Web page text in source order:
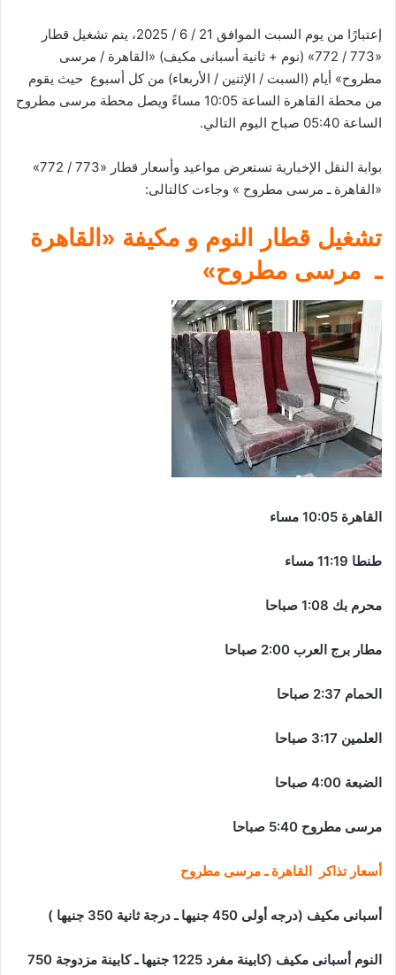
إعتبارًا من يوم السبت الموافق 21 / 6 / 2025، يتم تشغيل قطار
«773 / 772» (نوم + ثانية أسبانى مكيف) «القاهرة / مرسى
مطروح» أيام (السبت / الإثنين / الأربعاء) من كل أسبوع حيث يقوم
من محطة القاهرة الساعة 10:05 مساءً ويصل محطة مرسى مطروح
الساعة 05:40 صباح اليوم التالي.
بوابة النقل الإخبارية تستعرض مواعيد وأسعار قطار «773 / 772»
«القاهرة ـ مرسى مطروح » وجاءت كالتالى:
تشغيل قطار النوم و مكيفة «القاهرة
ـ مرسى مطروح»
القاهرة 10:05 مساء
طنطا 11:19 مساء
محرم بك 1:08 صباحا
مطار برج العرب 2:00 صباحا
الحمام 2:37 صباحا
العلمين 3:17 صباحا
الضبعة 4:00 صباحا
مرسى مطروح 5:40 صباحا
أسعار تذاكر القاهرة ـ مرسى مطروح
أسبانى مكيف (درجه أولى 450 جنيها ـ درجة ثانية 350 جنيها )
النوم أسبانى مكيف (كابينة مفرد 1225 جنيها ـ كابينة مزدوجة 750